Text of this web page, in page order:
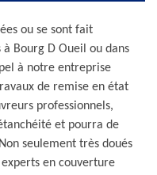
ou se sont fait
Bourg D Oueil ou dans
à notre entreprise
de remise en état
professionnels,
et pourra de
seulement très doués
en couverture